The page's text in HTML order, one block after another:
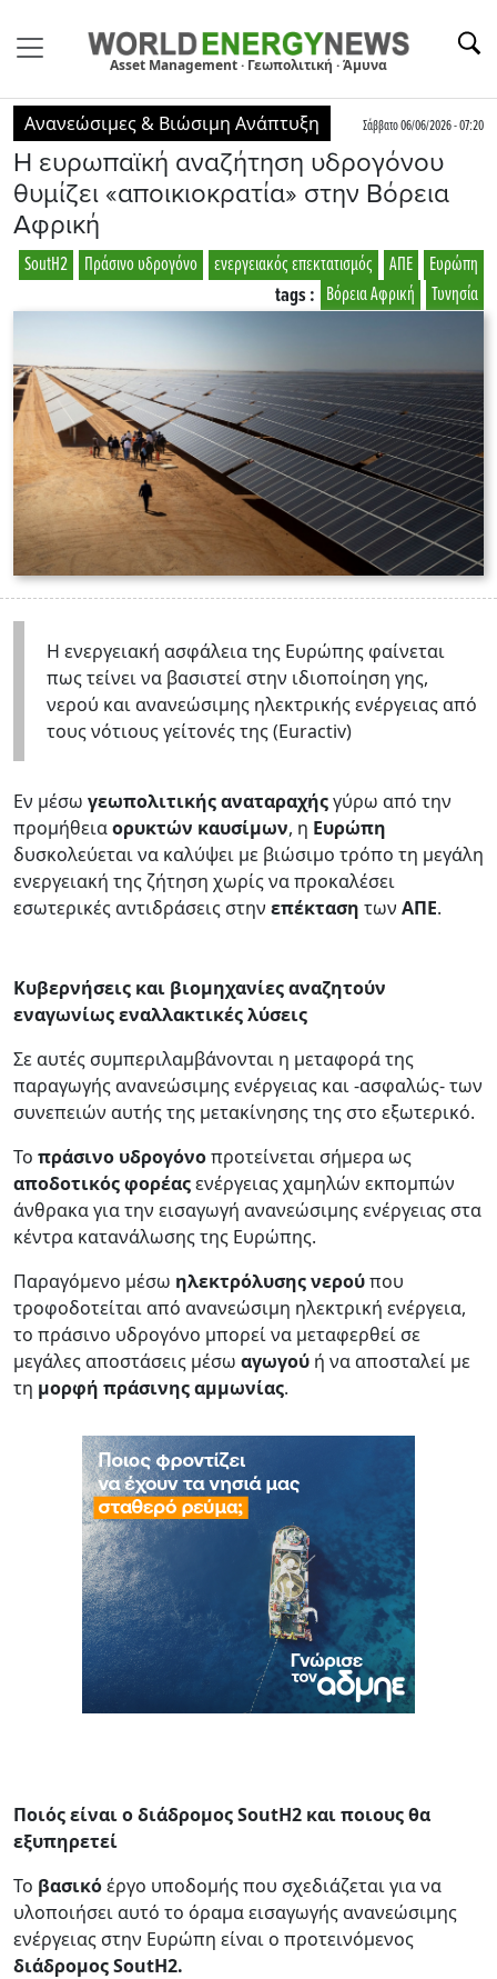
Asset Management · Γεωπολιτική · Άμυνα
Ανανεώσιμες & Βιώσιμη Ανάπτυξη Σάββατο 06/06/2026 - 07:20
Η ευρωπαϊκή αναζήτηση υδρογόνου
θυμίζει «αποικιοκρατία» στην Βόρεια
Αφρική
Ευρώπη
ΑΠΕ
ενεργειακός επεκτατισμός
Πράσινο υδρογόνο
SoutH2
Τυνησία
Βόρεια Αφρική
tags :
Η ενεργειακή ασφάλεια της Ευρώπης φαίνεται
πως τείνει να βασιστεί στην ιδιοποίηση γης,
νερού και ανανεώσιμης ηλεκτρικής ενέργειας από
τους νότιους γείτονές της (Euractiv)
Εν μέσω γεωπολιτικής αναταραχήςγύρω από την
προμήθειαορυκτών καυσίμων, η Ευρώπη
δυσκολεύεται να καλύψει με βιώσιμο τρόπο τη μεγάλη
ενεργειακή της ζήτηση χωρίς να προκαλέσει
εσωτερικές αντιδράσεις στην επέκταση των ΑΠΕ.
Κυβερνήσεις και βιομηχανίες αναζητούν
εναγωνίως εναλλακτικές λύσεις
Σε αυτές συμπεριλαμβάνονται η μεταφορά της
παραγωγής ανανεώσιμης ενέργειας και -ασφαλώς- των
συνεπειών αυτής της μετακίνησης της στο εξωτερικό.
Το πράσινο υδρογόνοπροτείνεται σήμερα ως
αποδοτικός φορέαςενέργειας χαμηλών εκπομπών
άνθρακα για την εισαγωγή ανανεώσιμης ενέργειας στα
κέντρα κατανάλωσης της Ευρώπης.
Παραγόμενο μέσω ηλεκτρόλυσης νερούπου
τροφοδοτείται από ανανεώσιμη ηλεκτρική ενέργεια,
το πράσινο υδρογόνο μπορεί να μεταφερθεί σε
μεγάλες αποστάσεις μέσω αγωγού ή να αποσταλεί με
τη μορφή πράσινης αμμωνίας.
Ποιός είναι ο διάδρομος SoutH2 και ποιους θα
εξυπηρετεί
Το βασικόέργο υποδομής που σχεδιάζεται για να
υλοποιήσει αυτό το όραμα εισαγωγής ανανεώσιμης
ενέργειας στην Ευρώπη είναι ο προτεινόμενος
διάδρομος SoutH2.